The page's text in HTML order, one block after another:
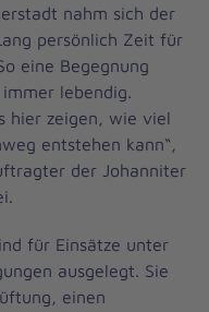
nahm sich der
persönlich Zeit für
eine Begegnung
lebendig.
hier zeigen, wie viel
entstehen kann“,
der Johanniter
für Einsätze unter
ausgelegt. Sie
einen